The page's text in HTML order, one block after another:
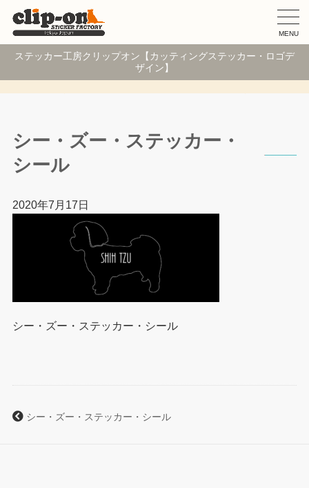
MENU
ステッカー工房クリップオン【カッティングステッカー・ロゴデ
ザイン】
シー・ズー・ステッカー・
シール
2020年7月17日
シー・ズー・ステッカー・シール
シー・ズー・ステッカー・シール